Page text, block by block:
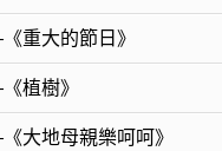
重大的節日》
植樹》
大地母親樂呵呵》